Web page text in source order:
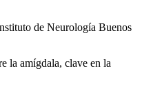
de Neurología Buenos
la amígdala, clave en la